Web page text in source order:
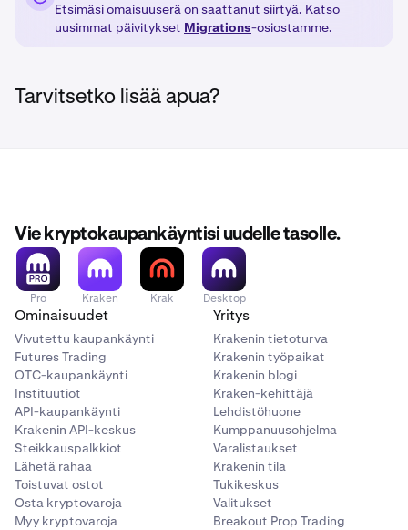
Etsimäsi omaisuuserä on saattanut siirtyä. Katso
uusimmat päivitykset Migrations-osiostamme.
Tarvitsetko lisää apua?
Vie kryptokaupankäyntisi uudelle tasolle.
Pro Kraken Krak Desktop
Ominaisuudet
Vivutettu kaupankäynti
Futures Trading
OTC-kaupankäynti
Instituutiot
API-kaupankäynti
Krakenin API-keskus
Steikkauspalkkiot
Lähetä rahaa
Toistuvat ostot
Osta kryptovaroja
Myy kryptovaroja
Yritys
Krakenin tietoturva
Krakenin työpaikat
Krakenin blogi
Kraken-kehittäjä
Lehdistöhuone
Kumppanuusohjelma
Varalistaukset
Krakenin tila
Tukikeskus
Valitukset
Breakout Prop Trading